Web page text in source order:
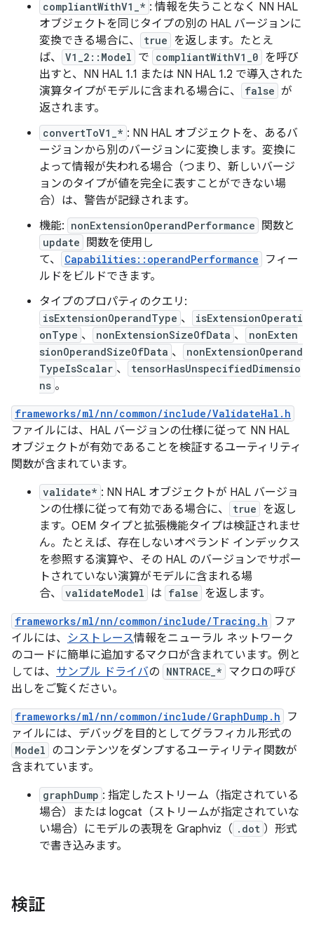
compliantWithV1_* : 情報を失うことなく NN HAL
オブジェクトを同じタイプの別の HAL バージョンに
変換できる場合に、
true を返します。たとえ
ば、
V1_2::Model で compliantWithV1_0 を呼び
出すと、NN HAL 1.1 または NN HAL 1.2 で導入された
演算タイプがモデルに含まれる場合に、
false が
返されます。
convertToV1_* : NN HAL オブジェクトを、あるバ
ージョンから別のバージョンに変換します。変換に
よって情報が失われる場合（つまり、新しいバージ
ョンのタイプが値を完全に表すことができない場
合）は、警告が記録されます。
機能: nonExtensionOperandPerformance 関数と
update
関数を使用し
て、
Capabilities::operandPerformance
フィー
ルドをビルドできます。
タイプのプロパティのクエリ:
isExtensionOperandType 、
isExtensionOperati
onType 、 nonExtensionSizeOfData 、
nonExten
sionOperandSizeOfData 、
nonExtensionOperand
TypeIsScalar 、
tensorHasUnspecifiedDimensio
ns 。
frameworks/ml/nn/common/include/ValidateHal.h
ファイルには、HAL バージョンの仕様に従って NN HAL
オブジェクトが有効であることを検証するユーティリティ
関数が含まれています。
validate* : NN HAL オブジェクトが HAL バージョ
ンの仕様に従って有効である場合に、
true を返し
ます。OEM タイプと拡張機能タイプは検証されませ
ん。たとえば、存在しないオペランド インデックス
を参照する演算や、その HAL のバージョンでサポー
トされていない演算がモデルに含まれる場
合、
validateModel は false を返します。
frameworks/ml/nn/common/include/Tracing.h
ファ
イルには、 シストレース情報をニューラル ネットワーク
のコードに簡単に追加するマクロが含まれています。例と
しては、 サンプル ドライバの NNTRACE_* マクロの呼び
出しをご覧ください。
frameworks/ml/nn/common/include/GraphDump.h
フ
ァイルには、デバッグを目的としてグラフィカル形式の
Model のコンテンツをダンプするユーティリティ関数が
含まれています。
graphDump : 指定したストリーム（指定されている
場合）または logcat（ストリームが指定されていな
い場合）にモデルの表現を Graphviz（ .dot ）形式
で書き込みます。
検証